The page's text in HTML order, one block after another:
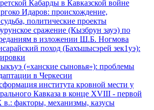
Кабарды в Кавказской войне
Идаров: происхождение,
политические проекты
сражение (Кызбрун зауэ) по
в изложении Ш.Б. Ногмова
поход (Бахъшысэрей зек1уэ):
(«ханские сыновья»): проблемы
в Черкесии
института кровной мести у
Кавказа в конце XVIII - первой
факторы, механизмы, казусы